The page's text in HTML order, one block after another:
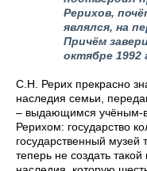
Рерихов,
являлся, на
Причём
октябре 1992
С.Н. Рерих прекрасно
наследия семьи,
– выдающимся учёным-
Рерихом: государство
государственный
теперь не создать